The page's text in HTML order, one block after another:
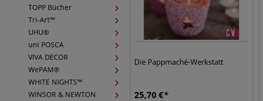
TOPP Bücher
Tri-Art™
UHU®
uni POSCA
VIVA DECOR
WePAM®
WHITE NIGHTS™
WINSOR & NEWTON
Die Pappmaché-Werkstatt
25,70 €